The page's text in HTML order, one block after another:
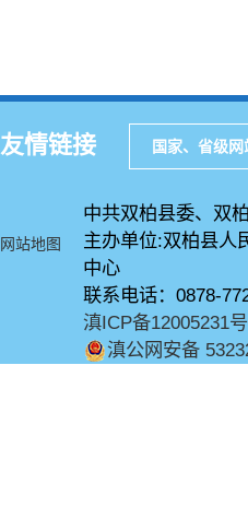
友情链接 国家、省级网
网站地图
中共双柏县委、双
主办单位:双柏县
中心
联系电话：0878-
滇ICP备12005231号
滇公网安备